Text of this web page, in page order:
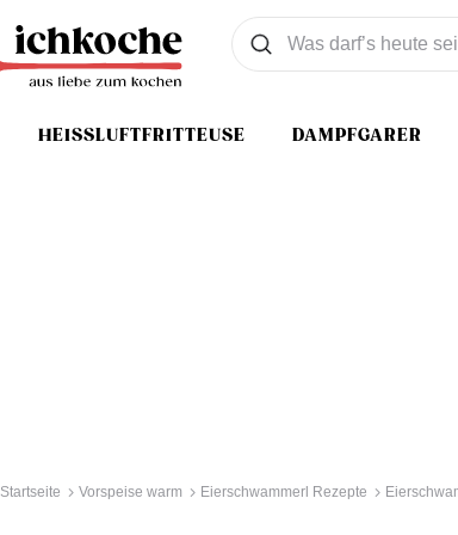
HEISSLUFTFRITTEUSE DAMPFGARER
Was wollen Sie suchen
Suchen
Startseite Vorspeise warm Eierschwammerl Rezepte